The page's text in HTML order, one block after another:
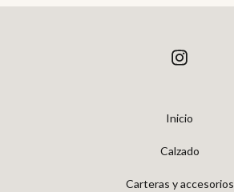
Inicio
Calzado
Carteras y accesorios